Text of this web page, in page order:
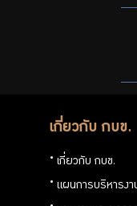
เกี่ยวกับ กบข.
เกี่ยวกับ กบข.
แผนการบริหารงา